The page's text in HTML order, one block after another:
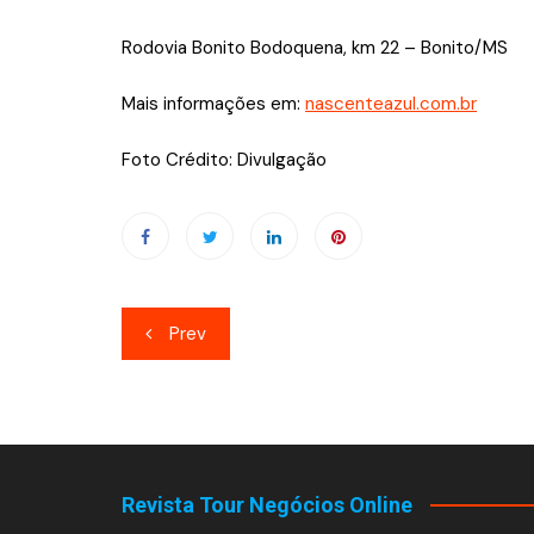
Rodovia Bonito Bodoquena, km 22 – Bonito/MS
Mais informações em: nascenteazul.com.br
Foto Crédito: Divulgação
Navegação
de
Prev
Revista Tour Negócios Online